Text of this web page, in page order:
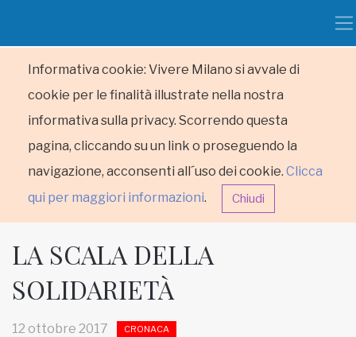
Informativa cookie: Vivere Milano si avvale di
cookie per le finalità illustrate nella nostra
informativa sulla privacy. Scorrendo questa
pagina, cliccando su un link o proseguendo la
navigazione, acconsenti all´uso dei cookie. Clicca
qui per maggiori informazioni. Chiudi
HOME
LA SCALA DELLA
SOLIDARIETÀ
12 ottobre 2017 CRONACA